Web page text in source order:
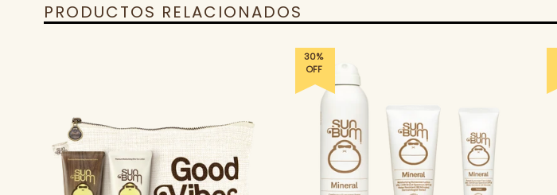
PRODUCTOS RELACIONADOS
30%
OFF